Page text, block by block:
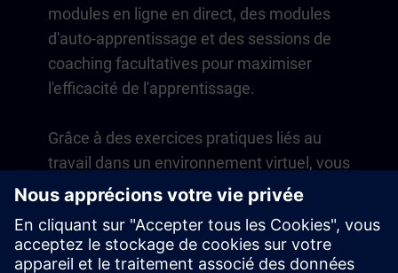
modules en ligne en direct, des modules
d'auto-apprentissage et des sessions de
coaching facultatives pour maximiser
l'efficacité de l'apprentissage.
Grâce à des exercices pratiques liés au
travail dans un environnement virtuel, vous
développez des compétences directement
L'apprentissage se poursuit au-delà du
cours avec un abonnement d'un an à notre